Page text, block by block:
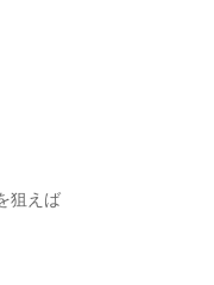
狙えば